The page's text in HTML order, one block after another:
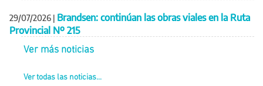
29/07/2026 | Brandsen: continúan las obras viales en la Ruta
Provincial Nº 215
Ver más noticias
Ver todas las noticias...